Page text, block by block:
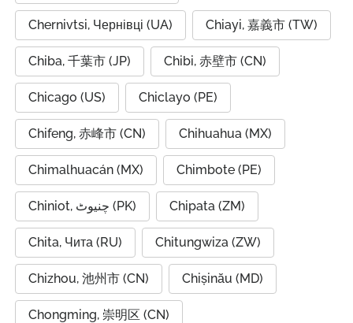
Chernivtsi, Чернівці (UA) Chiayi, 嘉義市 (TW)
Chiba, 千葉市 (JP) Chibi, 赤壁市 (CN)
Chicago (US) Chiclayo (PE)
Chifeng, 赤峰市 (CN) Chihuahua (MX)
Chimalhuacán (MX) Chimbote (PE)
Chiniot, چنیوٹ (PK) Chipata (ZM)
Chita, Чита (RU) Chitungwiza (ZW)
Chizhou, 池州市 (CN) Chișinău (MD)
Chongming, 崇明区 (CN)